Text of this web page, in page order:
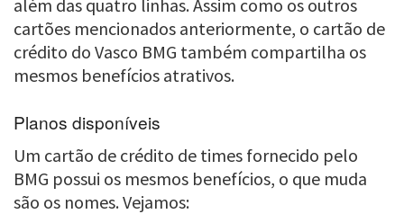
além das quatro linhas. Assim como os outros
cartões mencionados anteriormente, o cartão de
crédito do Vasco BMG também compartilha os
mesmos benefícios atrativos.
Planos disponíveis
Um cartão de crédito de times fornecido pelo
BMG possui os mesmos benefícios, o que muda
são os nomes. Vejamos: